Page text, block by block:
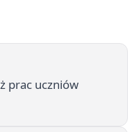
prac uczniów